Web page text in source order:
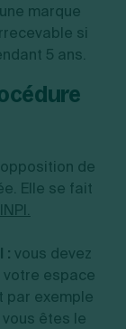
marque
si
5 ans.
de
Elle se fait
: vous devez
espace
par exemple
êtes le